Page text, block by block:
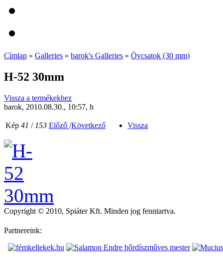
Címlap » Galleries » barok's Galleries » Övcsatok (30 mm)
H-52 30mm
Vissza a termékekhez
barok, 2010.08.30., 10:57, h
Kép 41 / 153 Előző /Következő Vissza
Copyright © 2010, Spiáter Kft. Minden jog fenntartva.
Partnereink: